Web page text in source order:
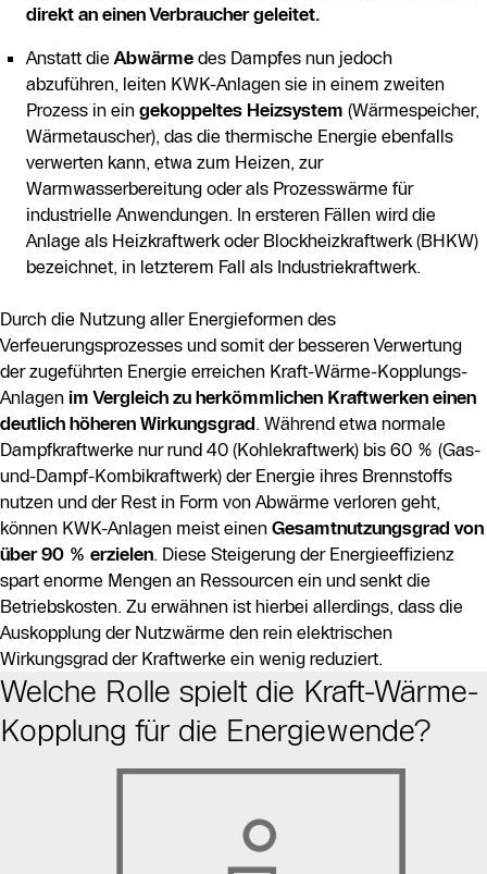
direkt an einen Verbraucher geleitet.
Anstatt die Abwärme des Dampfes nun jedoch
abzuführen, leiten KWK-Anlagen sie in einem zweiten
Prozess in ein gekoppeltes Heizsystem (Wärmespeicher,
Wärmetauscher), das die thermische Energie ebenfalls
verwerten kann, etwa zum Heizen, zur
Warmwasserbereitung oder als Prozesswärme für
industrielle Anwendungen. In ersteren Fällen wird die
Anlage als Heizkraftwerk oder Blockheizkraftwerk (BHKW)
bezeichnet, in letzterem Fall als Industriekraftwerk.
Durch die Nutzung aller Energieformen des
Verfeuerungsprozesses und somit der besseren Verwertung
der zugeführten Energie erreichen Kraft-Wärme-Kopplungs-
Anlagen im Vergleich zu herkömmlichen Kraftwerken einen
deutlich höheren Wirkungsgrad. Während etwa normale
Dampfkraftwerke nur rund 40 (Kohlekraftwerk) bis 60 % (Gas-
und-Dampf-Kombikraftwerk) der Energie ihres Brennstoffs
nutzen und der Rest in Form von Abwärme verloren geht,
können KWK-Anlagen meist einen Gesamtnutzungsgrad von
über 90 % erzielen. Diese Steigerung der Energieeffizienz
spart enorme Mengen an Ressourcen ein und senkt die
Betriebskosten. Zu erwähnen ist hierbei allerdings, dass die
Auskopplung der Nutzwärme den rein elektrischen
Wirkungsgrad der Kraftwerke ein wenig reduziert.
Welche Rolle spielt die Kraft-Wärme-
Kopplung für die Energiewende?